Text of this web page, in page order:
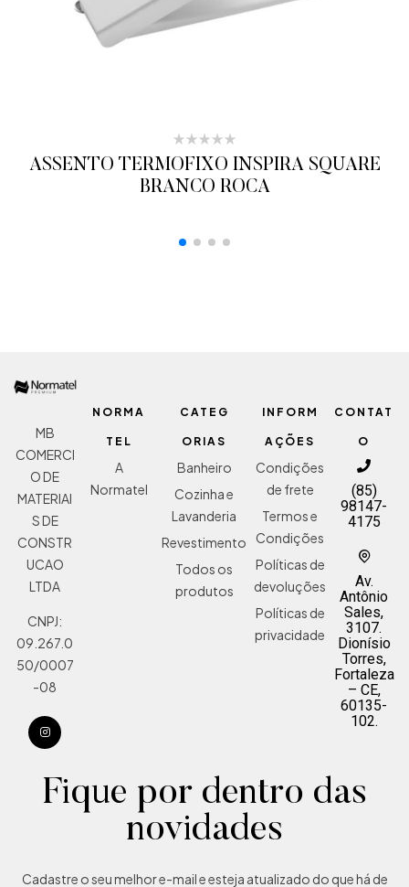
ASSENTO TERMOFIXO INSPIRA SQUARE
BRANCO ROCA
MB
COMERCI
O DE
MATERIAI
S DE
CONSTR
UCAO
LTDA
CNPJ:
09.267.0
50/0007
-08
NORMA
TEL
A
Normatel
CATEG
ORIAS
Banheiro
Cozinha e
Lavanderia
Revestimento
Todos os
produtos
INFORM
AÇÕES
Condições
de frete
Termos e
Condições
Políticas de
devoluções
Políticas de
privacidade
CONTAT
O
(85)
98147-
4175
Av.
Antônio
Sales,
3107.
Dionísio
Torres,
Fortaleza
– CE,
60135-
102.
Fique por dentro das
novidades
Cadastre o seu melhor e-mail e esteja atualizado do que há de